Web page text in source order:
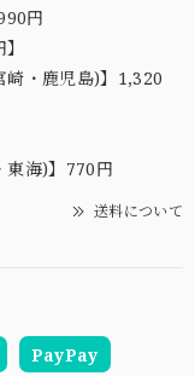
円
崎・鹿児島)】1,320
東海)】770円
送料について
PayPay